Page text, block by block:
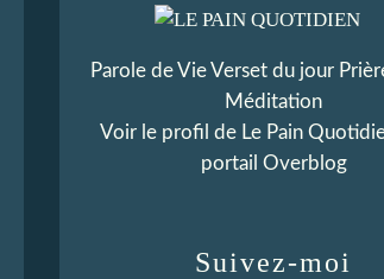
Parole de Vie Verset du jour
Méditation
Voir le profil de Le Pain
portail Overblog
Suivez-moi